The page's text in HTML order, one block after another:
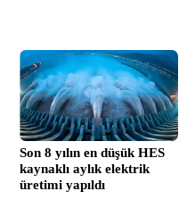
Son 8 yılın en düşük HES
kaynaklı aylık elektrik
üretimi yapıldı